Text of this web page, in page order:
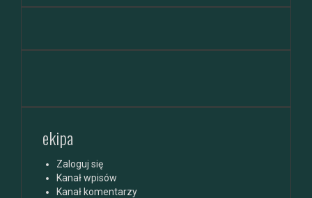
ekipa
Zaloguj się
Kanał wpisów
Kanał komentarzy